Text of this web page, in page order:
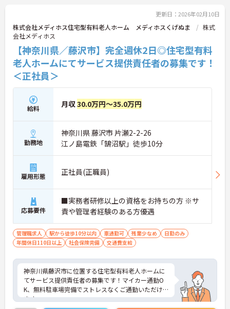
◆多職種連携が根付くホスピス住宅で、ご利用者様
の最期の望みを叶える質の高いケアを提供♪訪問看
護・介護を併設する環境で、専門看護師や療法士等
と協働。全室個浴対応やリフトチェアー等の設備も
充実し、負担なく個別ケアに向き合える体制が整っ
ています。
＜東証上場企業のグループとしての安定基盤と、長
期就業を支える充実の福利厚生＞
東証グロース上場の日本ホスピスホールディングス
株式会社のグループ企業として、全国でホスピス住
です。強固な経営基盤を背景に、定年65歳・以降70
歳までの再雇用制度（1年更新）、退職金制度、育
児費補助制度など、ライフステージの変化や加齢に
軽減の徹底＞
現場の職員が長く健康に働けるよう、設備面での配
慮が徹底されています。入浴設備には、お湯に浸か
らず屈曲の必要がない「シャワー・ミスト浴槽」、
寝たきりの方でもゆっくり昇降できる「エレーベー
ター浴槽」、座位が保持できる方向けの「リフトチ
ェアー浴槽」など、状態に応じた最新の機械浴が完
備されています。
＜ホスピスならではの介護の専門性＞
おり、専門看護師、認定看護師、理学療法士・作業
療法士等のリハビリ専門職が多数在籍しています。
介護士は単なる生活援助にとどまらず、多職種と連
携しながら、がん末期や神経難病のご利用者様の
「最期の望み」を叶えるための個別ケアに深く関わ
更新日：2026年02月10日
株式会社メディホス住宅型有料老人ホーム メディホスくげぬま
株式
会社メディホス
【神奈川県／藤沢市】完全週休2日◎住宅型有料
老人ホームにてサービス提供責任者の募集です！
＜正社員＞
給料 月収30.0万円～35.0万円
勤務地
神奈川県 藤沢市 片瀬2-2-26
江ノ島電鉄「鵠沼駅」徒歩10分
雇用形態 正社員(正職員)
応募要件
■実務者研修以上の資格をお持ちの方 ※サ
責や管理者経験のある方優遇
管理職求人 駅から徒歩10分以内 車通勤可 残業少なめ
日勤のみ
年間休日110日以上
社会保険完備 交通費支給
神奈川県藤沢市に位置する住宅型有料老人ホームに
てサービス提供責任者の募集です！マイカー通勤O
K、無料駐車場完備でストレスなくご通勤いただけ
ます。